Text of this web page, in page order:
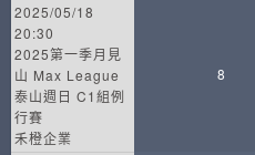
2025/05/18
20:30
2025第一季月見
山 Max League
泰山週日 C1組例
行賽
禾橙企業
8